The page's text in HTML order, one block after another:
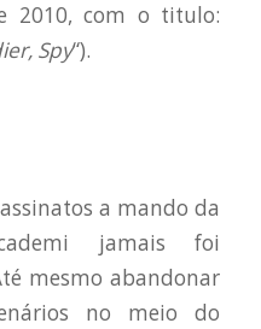
2010, com o titulo:
Spy“).
a mando da
jamais foi
mesmo abandonar
no meio do